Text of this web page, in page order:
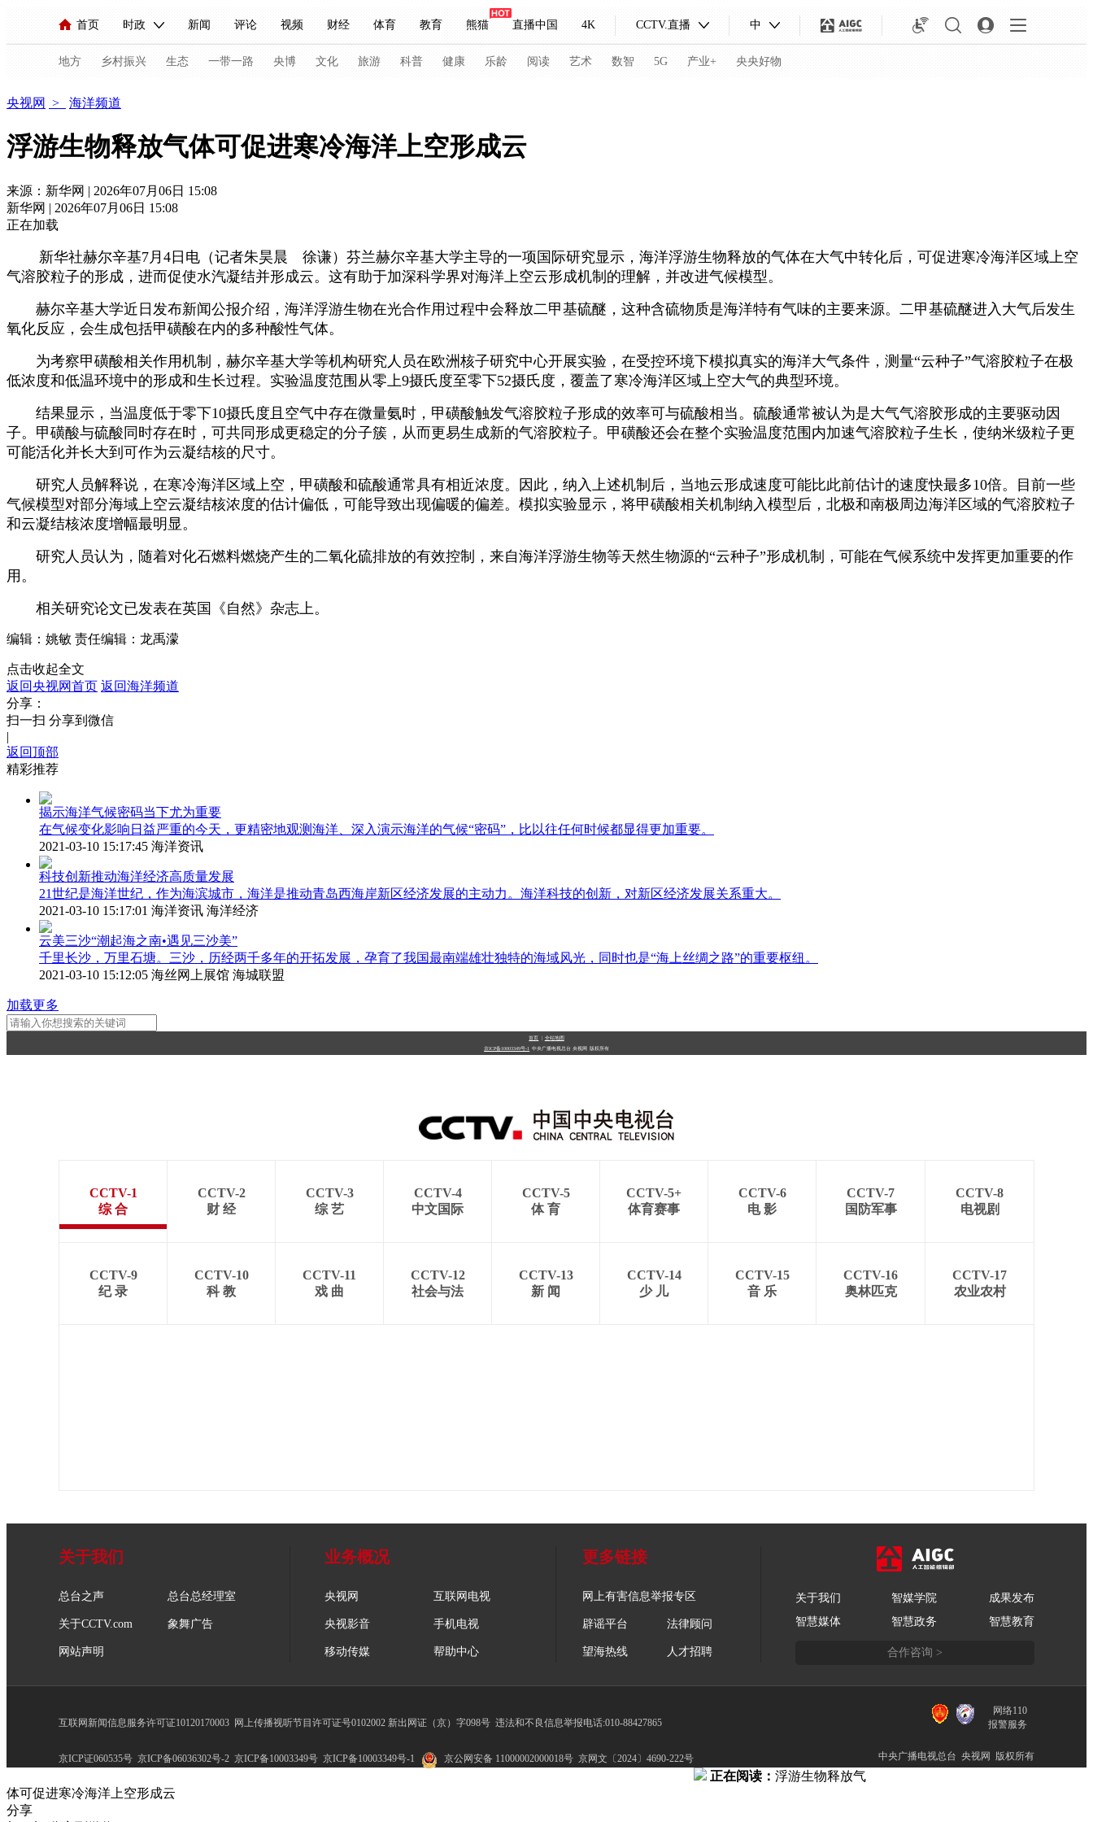
首页 时政 新闻 评论 视频 财经 体育 教育 熊猫 直播中国 4K CCTV.直播 中
人民领袖习近平 联播+ 中国领导人 央视快评 习式妙语 热解读 天天学习
直播 栏目大全 节目单 听音 微视频 主持人 下载央视影音
海外频道 iPanda English Монгол
地方 乡村振兴 生态 一带一路 央博 文化 旅游 科普 健康 乐龄 阅读 艺术 数智 5G 产业+ 央央好物
新闻 国内 国际
人民领袖习近平
视频 小央视频 小央直播 直播中国 熊猫频道 VR/AR 4K专区 全景新闻
现场 前线 比划 快看 蓝海中国 新兵请入列 人生第一次 人生第二次
体育 直播 竞猜 2026年世界杯 2026年冬奥会
财经 教育 乡村振兴 生态环境 一带一路 央博 非遗 文化 旅游 科普 健康 乐龄 阅读 艺术 汽车
大国智造 大国展会 大国保险 云顶对话 云起 超级工厂 智敬中国 全民健康 颜选攻略 海洋 时尚 天气 才艺 网展 央央好物
CCTV.节目官网
央视网
> 海洋频道
浮游生物释放气体可促进寒冷海洋上空形成云
来源：新华网 | 2026年07月06日 15:08
新华网 | 2026年07月06日 15:08
正在加载
新华社赫尔辛基7月4日电（记者朱昊晨 徐谦）芬兰赫尔辛基大学主导的一项国际研究显示，海洋浮游生物释放的气体在大气中转化后，可促进寒冷海洋区域上空
气溶胶粒子的形成，进而促使水汽凝结并形成云。这有助于加深科学界对海洋上空云形成机制的理解，并改进气候模型。
赫尔辛基大学近日发布新闻公报介绍，海洋浮游生物在光合作用过程中会释放二甲基硫醚，这种含硫物质是海洋特有气味的主要来源。二甲基硫醚进入大气后发生
氧化反应，会生成包括甲磺酸在内的多种酸性气体。
为考察甲磺酸相关作用机制，赫尔辛基大学等机构研究人员在欧洲核子研究中心开展实验，在受控环境下模拟真实的海洋大气条件，测量“云种子”气溶胶粒子在极
低浓度和低温环境中的形成和生长过程。实验温度范围从零上9摄氏度至零下52摄氏度，覆盖了寒冷海洋区域上空大气的典型环境。
结果显示，当温度低于零下10摄氏度且空气中存在微量氨时，甲磺酸触发气溶胶粒子形成的效率可与硫酸相当。硫酸通常被认为是大气气溶胶形成的主要驱动因
子。甲磺酸与硫酸同时存在时，可共同形成更稳定的分子簇，从而更易生成新的气溶胶粒子。甲磺酸还会在整个实验温度范围内加速气溶胶粒子生长，使纳米级粒子更
可能活化并长大到可作为云凝结核的尺寸。
研究人员解释说，在寒冷海洋区域上空，甲磺酸和硫酸通常具有相近浓度。因此，纳入上述机制后，当地云形成速度可能比此前估计的速度快最多10倍。目前一些
气候模型对部分海域上空云凝结核浓度的估计偏低，可能导致出现偏暖的偏差。模拟实验显示，将甲磺酸相关机制纳入模型后，北极和南极周边海洋区域的气溶胶粒子
和云凝结核浓度增幅最明显。
研究人员认为，随着对化石燃料燃烧产生的二氧化硫排放的有效控制，来自海洋浮游生物等天然生物源的“云种子”形成机制，可能在气候系统中发挥更加重要的作
用。
相关研究论文已发表在英国《自然》杂志上。
编辑：姚敏 责任编辑：龙禹濛
点击收起全文
返回央视网首页 返回海洋频道
分享：
扫一扫 分享到微信
|
返回顶部
精彩推荐
揭示海洋气候密码当下尤为重要
在气候变化影响日益严重的今天，更精密地观测海洋、深入演示海洋的气候“密码”，比以往任何时候都显得更加重要。
2021-03-10 15:17:45 海洋资讯
科技创新推动海洋经济高质量发展
21世纪是海洋世纪，作为海滨城市，海洋是推动青岛西海岸新区经济发展的主动力。海洋科技的创新，对新区经济发展关系重大。
2021-03-10 15:17:01 海洋资讯 海洋经济
云美三沙“潮起海之南•遇见三沙美”
千里长沙，万里石塘。三沙，历经两千多年的开拓发展，孕育了我国最南端雄壮独特的海域风光，同时也是“海上丝绸之路”的重要枢纽。
2021-03-10 15:12:05 海丝网上展馆 海城联盟
加载更多
首页 全站地图
京ICP备10003349号-1 中央广播电视总台 央视网 版权所有
CCTV-1
综 合
CCTV-2
财 经
CCTV-3
综 艺
CCTV-4
中文国际
CCTV-5
体 育
CCTV-5+
体育赛事
CCTV-6
电 影
CCTV-7
国防军事
CCTV-8
电视剧
CCTV-9
纪 录
CCTV-10
科 教
CCTV-11
戏 曲
CCTV-12
社会与法
CCTV-13
新 闻
CCTV-14
少 儿
CCTV-15
音 乐
CCTV-16
奥林匹克
CCTV-17
农业农村
关于我们
总台之声 总台总经理室
关于CCTV.com 象舞广告
网站声明
业务概况
央视网 互联网电视
央视影音 手机电视
移动传媒 帮助中心
更多链接
网上有害信息举报专区
辟谣平台 法律顾问
望海热线 人才招聘
关于我们 智媒学院
成果发布
智慧媒体
智慧政务 智慧教育
合作咨询 >
互联网新闻信息服务许可证10120170003 网上传播视听节目许可证号0102002 新出网证（京）字098号 违法和不良信息举报电话:010-88427865
京ICP证060535号 京ICP备06036302号-2 京ICP备10003349号 京ICP备10003349号-1 京公网安备 11000002000018号 京网文〔2024〕4690-222号
网络110
报警服务
中央广播电视总台 央视网 版权所有
正在阅读： 浮游生物释放气
体可促进寒冷海洋上空形成云
分享